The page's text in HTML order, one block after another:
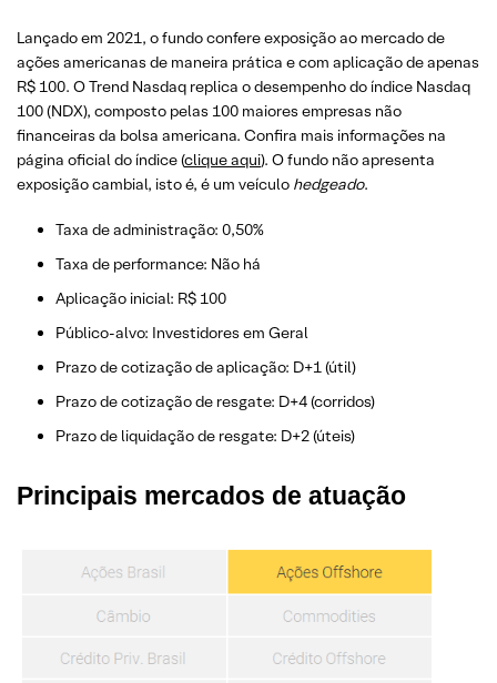
Lançado em 2021, o fundo confere exposição ao mercado de
ações americanas de maneira prática e com aplicação de apenas
R$ 100. O Trend Nasdaq replica o desempenho do índice Nasdaq
100 (NDX), composto pelas 100 maiores empresas não
financeiras da bolsa americana. Confira mais informações na
página oficial do índice (clique aqui). O fundo não apresenta
exposição cambial, isto é, é um veículo hedgeado.
Taxa de administração: 0,50%
Taxa de performance: Não há
Aplicação inicial: R$ 100
Público-alvo: Investidores em Geral
Prazo de cotização de aplicação: D+1 (útil)
Prazo de cotização de resgate: D+4 (corridos)
Prazo de liquidação de resgate: D+2 (úteis)
Principais mercados de atuação